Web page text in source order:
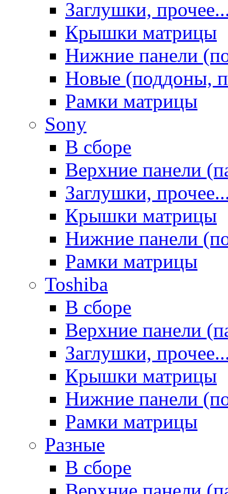
Заглушки,
Крышки матрицы
Нижние панели
Новые (поддоны,
Рамки матрицы
Sony
В сборе
Верхние панели
Заглушки,
Крышки матрицы
Нижние панели
Рамки матрицы
Toshiba
В сборе
Верхние панели
Заглушки,
Крышки матрицы
Нижние панели
Рамки матрицы
Разные
В сборе